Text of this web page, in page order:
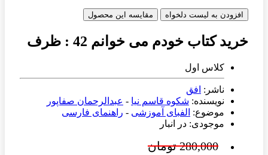
افزودن به لیست دلخواه مقایسه این محصول
خرید کتاب خودم می خوانم 42 : ظرف
کلاس اول
ناشر: افق
نویسنده: شکوه قاسم نیا - عبدالرحمان صفاپور
موضوع: الفبای آموزشی - راهنمای فارسی
موجودی: در انبار
280,000 تومان